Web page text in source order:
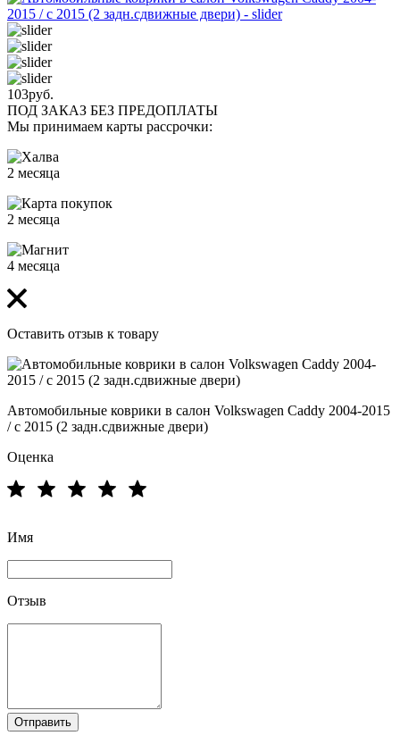
103руб.
ПОД ЗАКАЗ БЕЗ ПРЕДОПЛАТЫ
Мы принимаем карты рассрочки:
2 месяца
2 месяца
4 месяца
Оставить отзыв к товару
Автомобильные коврики в салон Volkswagen Caddy 2004-2015
/ с 2015 (2 задн.сдвижные двери)
Оценка
Имя
Отзыв
Отправить